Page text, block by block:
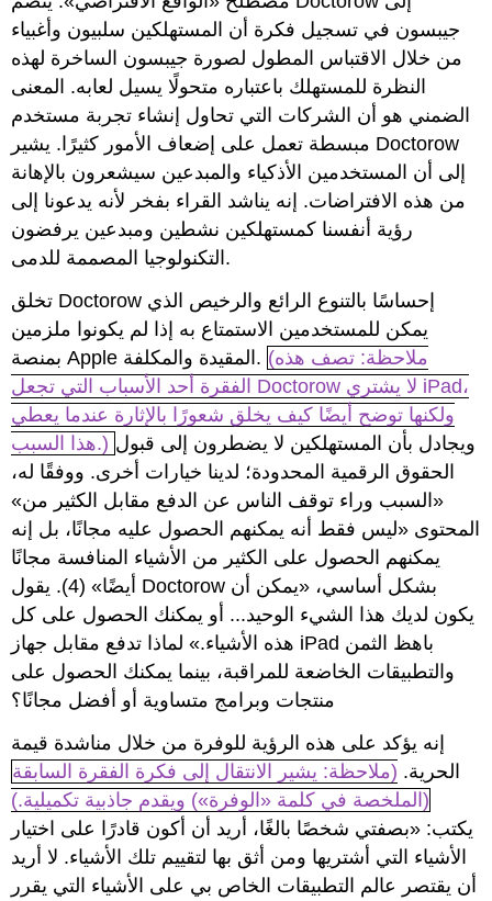
جيبسون في تسجيل فكرة أن المستهلكين سلبيون وأغبياء
من خلال الاقتباس المطول لصورة جيبسون الساخرة لهذه
النظرة للمستهلك باعتباره متحولًا يسيل لعابه. المعنى
الضمني هو أن الشركات التي تحاول إنشاء تجربة مستخدم
مبسطة تعمل على إضعاف الأمور كثيرًا. يشير Doctorow
إلى أن المستخدمين الأذكياء والمبدعين سيشعرون بالإهانة
من هذه الافتراضات. إنه يناشد القراء بفخر لأنه يدعونا إلى
رؤية أنفسنا كمستهلكين نشطين ومبدعين يرفضون
التكنولوجيا المصممة للدمى.
تخلق Doctorow إحساسًا بالتنوع الرائع والرخيص الذي
يمكن للمستخدمين الاستمتاع به إذا لم يكونوا ملزمين
بمنصة Apple المقيدة والمكلفة. (ملاحظة: تصف هذه
الفقرة أحد الأسباب التي تجعل Doctorow لا يشتري iPad،
ولكنها توضح أيضًا كيف يخلق شعورًا بالإثارة عندما يعطي
هذا السبب.) ويجادل بأن المستهلكين لا يضطرون إلى قبول
الحقوق الرقمية المحدودة؛ لدينا خيارات أخرى. ووفقًا له،
«السبب وراء توقف الناس عن الدفع مقابل الكثير من»
المحتوى «ليس فقط أنه يمكنهم الحصول عليه مجانًا، بل إنه
يمكنهم الحصول على الكثير من الأشياء المنافسة مجانًا
أيضًا» (4). يقول Doctorow بشكل أساسي، «يمكن أن
يكون لديك هذا الشيء الوحيد... أو يمكنك الحصول على كل
هذه الأشياء.» لماذا تدفع مقابل جهاز iPad باهظ الثمن
والتطبيقات الخاضعة للمراقبة، بينما يمكنك الحصول على
منتجات وبرامج متساوية أو أفضل مجانًا؟
إنه يؤكد على هذه الرؤية للوفرة من خلال مناشدة قيمة
الحرية. (ملاحظة: يشير الانتقال إلى فكرة الفقرة السابقة
(الملخصة في كلمة «الوفرة») ويقدم جاذبية تكميلية.)
يكتب: «بصفتي شخصًا بالغًا، أريد أن أكون قادرًا على اختيار
الأشياء التي أشتريها ومن أثق بها لتقييم تلك الأشياء. لا أريد
أن يقتصر عالم التطبيقات الخاص بي على الأشياء التي يقرر